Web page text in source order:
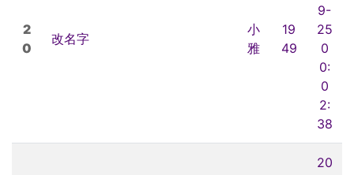
2
0
改名字
小
雅
19
49
9-
25
0
0:
0
2:
38
20